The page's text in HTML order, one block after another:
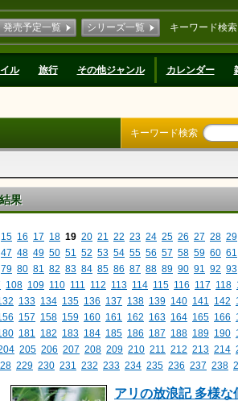
キーワード検索
発売予定一覧 シリーズ一覧
ル 旅行 その他ジャンル カレンダー
キーワード検索
果
15 16 17 18 19 20 21 22 23 24 25 26 27 28 29
47 48 49 50 51 52 53 54 55 56 57 58 59 60 61
79 80 81 82 83 84 85 86 87 88 89 90 91 92 93
108 109 110 111 112 113 114 115 116 117 118
133 134 135 136 137 138 139 140 141 142
157 158 159 160 161 162 163 164 165 166
181 182 183 184 185 186 187 188 189 190
205 206 207 208 209 210 211 212 213 214
229 230 231 232 233 234 235 236 237 238
アリの放浪記 多様な